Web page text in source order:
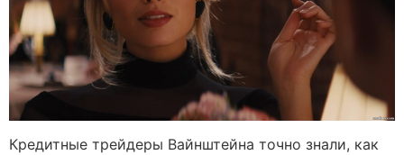
Кредитные трейдеры Вайнштейна точно знали, как